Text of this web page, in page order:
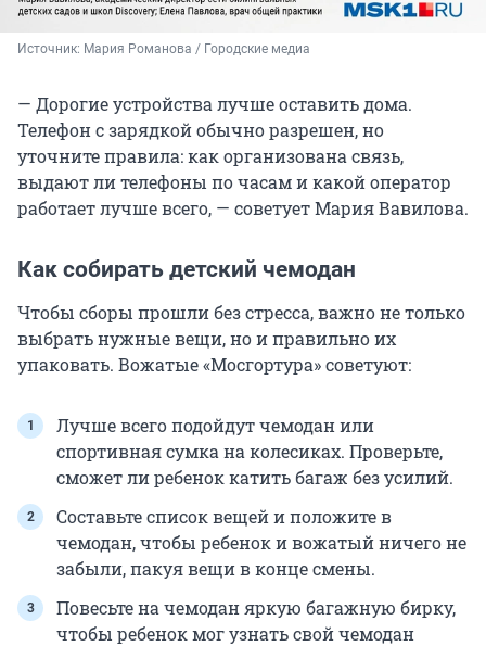
Источник: Мария Романова / Городские медиа
— Дорогие устройства лучше оставить дома.
Телефон с зарядкой обычно разрешен, но
уточните правила: как организована связь,
выдают ли телефоны по часам и какой оператор
работает лучше всего, — советует Мария Вавилова.
Как собирать детский чемодан
Чтобы сборы прошли без стресса, важно не только
выбрать нужные вещи, но и правильно их
упаковать. Вожатые «Мосгортура» советуют:
Лучше всего подойдут чемодан или
спортивная сумка на колесиках. Проверьте,
сможет ли ребенок катить багаж без усилий.
Составьте список вещей и положите в
чемодан, чтобы ребенок и вожатый ничего не
забыли, пакуя вещи в конце смены.
Повесьте на чемодан яркую багажную бирку,
чтобы ребенок мог узнать свой чемодан